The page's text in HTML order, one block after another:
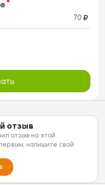
70
отзыв
отзыв на этой
напишите свой